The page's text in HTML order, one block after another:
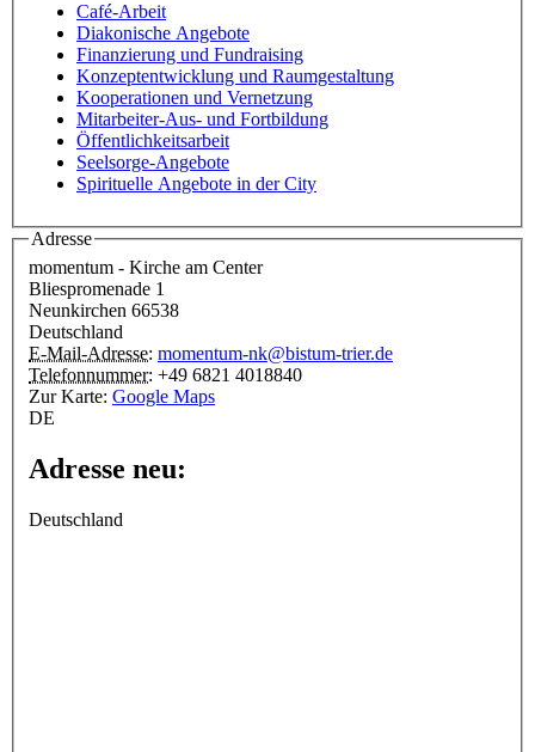
Café-Arbeit
Diakonische Angebote
Finanzierung und Fundraising
Konzeptentwicklung und Raumgestaltung
Kooperationen und Vernetzung
Mitarbeiter-Aus- und Fortbildung
Öffentlichkeitsarbeit
Seelsorge-Angebote
Spirituelle Angebote in der City
Adresse
momentum - Kirche am Center
Bliespromenade 1
Neunkirchen 66538
Deutschland
E-Mail-Adresse: momentum-nk@bistum-trier.de
Telefonnummer: +49 6821 4018840
Zur Karte: Google Maps
DE
Adresse neu:
Deutschland